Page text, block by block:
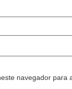
navegador para